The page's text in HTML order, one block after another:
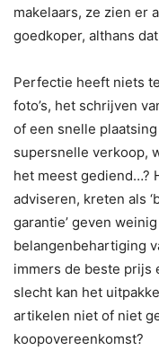
makelaars, ze zien er
goedkoper, althans
Perfectie heeft niets
foto’s, het schrijven
of een snelle
supersnelle verkoop,
het meest gediend…?
adviseren, kreten als
garantie’ geven
belangenbehartiging
immers de beste prijs
slecht kan het
artikelen niet of niet
koopovereenkomst?